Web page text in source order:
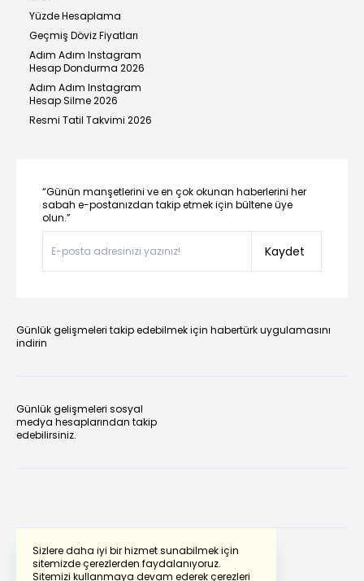
Sizlere daha iyi bir hizmet sunabilmek için
sitemizde çerezlerden faydalanıyoruz.
Sitemizi kullanmaya devam ederek çerezleri
Yüzde Hesaplama
Geçmiş Döviz Fiyatları
Adım Adım Instagram
Hesap Dondurma 2026
Adım Adım Instagram
Hesap Silme 2026
Resmi Tatil Takvimi 2026
“Günün manşetlerini ve en çok okunan haberlerini her
sabah e-postanızdan takip etmek için bültene üye
olun.”
Kaydet
Günlük gelişmeleri takip edebilmek için habertürk uygulamasını
indirin
Günlük gelişmeleri sosyal
medya hesaplarından takip
edebilirsiniz.